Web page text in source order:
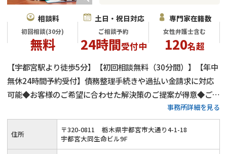
相談料
初回相談(30分)
無料
土日・祝日対応
ご相談予約
24時間受付中
専門家在籍数
女性弁護士含む
120名超
【宇都宮駅より徒歩5分】【初回相談無料（30分間）】【年中
無休24時間予約受付】債務整理手続きや過払い金請求に対応
可能◆お客様のご希望に合わせた解決策のご提案が得意◆ご契
約後は迅速かつ的確に対応◆「弁護士がいるから大丈夫」と思
っていただけるよう、お客様に寄り添いながら借金問題の解決
を目指します。
事務所詳細を見る
住所 〒320-0811
栃木県宇都宮市大通り4-1-18
宇都宮大同生命ビル9F